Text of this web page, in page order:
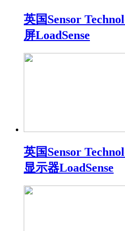
英国Sensor
屏LoadSense
英国Sensor
显示器LoadSense